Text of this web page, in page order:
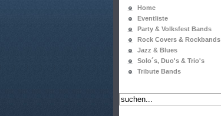
Home
Eventliste
Party & Volksfest Bands
Rock Covers & Rockbands
Jazz & Blues
Solo´s, Duo's & Trio's
Tribute Bands